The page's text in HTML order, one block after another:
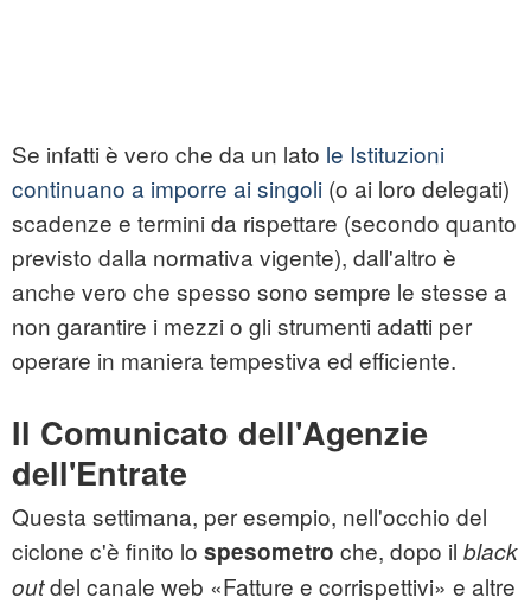
Se infatti è vero che da un lato le Istituzioni
continuano a imporre ai singoli (o ai loro delegati)
scadenze e termini da rispettare (secondo quanto
previsto dalla normativa vigente), dall'altro è
anche vero che spesso sono sempre le stesse a
non garantire i mezzi o gli strumenti adatti per
operare in maniera tempestiva ed efficiente.
Il Comunicato dell'Agenzie
dell'Entrate
Questa settimana, per esempio, nell'occhio del
ciclone c'è finito lo spesometro che, dopo il black
outdel canale web «Fatture e corrispettivi» e altre